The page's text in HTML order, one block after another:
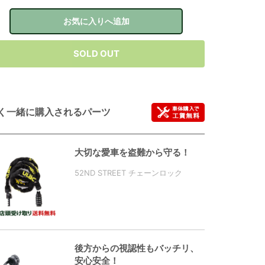
お気に入りへ追加
SOLD OUT
一緒に購入されるパーツ
大切な愛車を盗難から守る！
52ND STREET チェーンロック
後方からの視認性もバッチリ、
安心安全！